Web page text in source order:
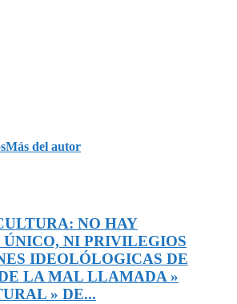
Más del autor
NO HAY
NI PRIVILEGIOS
IDEOLÓLOGICAS DE
LA MAL LLAMADA »
» DE...